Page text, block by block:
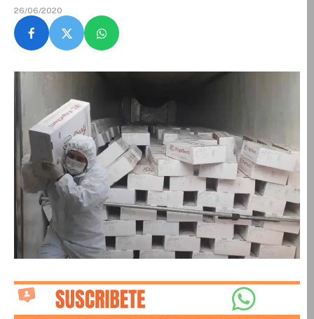
26/06/2020